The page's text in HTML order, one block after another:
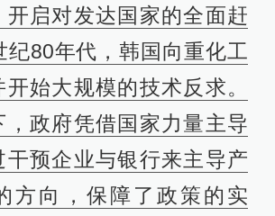
开启对发达国家的全面赶
纪80年代，韩国向重化工
始大规模的技术反求。
，政府凭借国家力量主导
干预企业与银行来主导产
方向，保障了政策的实